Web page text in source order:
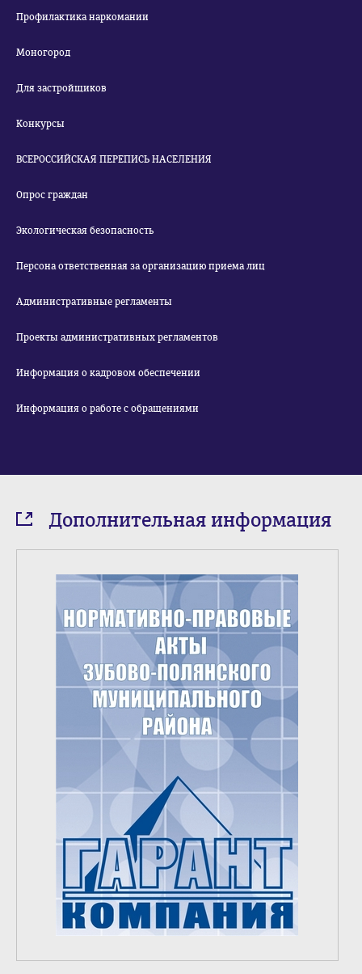
Профилактика наркомании
Моногород
Для застройщиков
Конкурсы
ВСЕРОССИЙСКАЯ ПЕРЕПИСЬ НАСЕЛЕНИЯ
Опрос граждан
Экологическая безопасность
Персона ответственная за организацию приема лиц
Административные регламенты
Проекты административных регламентов
Информация о кадровом обеспечении
Информация о работе с обращениями
Дополнительная информация